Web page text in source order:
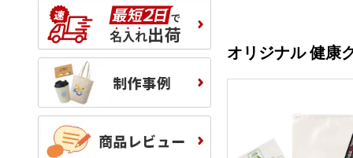
オリジナル 健康